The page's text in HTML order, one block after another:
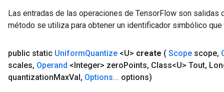
Las entradas de las operaciones de TensorFlow son salidas
método se utiliza para obtener un identificador simbólico
public static UniformQuantize <U> create ( Scope scope,
scales, Operand <Integer> zeroPoints, Class<U> Tout,
quantizationMaxVal, Options... options)